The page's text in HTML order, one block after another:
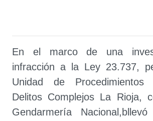
En el marco de una
infracción a la Ley 23.737,
Unidad de Procedimientos
Delitos Complejos La Rioja,
Gendarmería